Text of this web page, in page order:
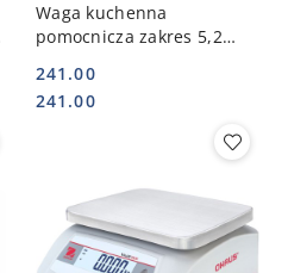
Waga kuchenna
pomocnicza zakres 5,2
730013
Cena:
241.00
Cena:
241.00